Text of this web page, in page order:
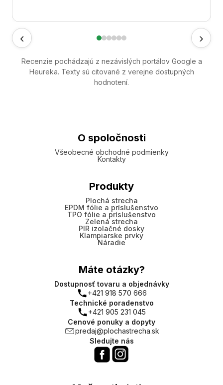
‹ ›
Recenzie pochádzajú z nezávislých portálov Google a
Heureka. Texty sú citované z verejne dostupných
hodnotení.
O spoločnosti
Všeobecné obchodné podmienky
Kontakty
Produkty
Plochá strecha
EPDM fólie a príslušenstvo
TPO fólie a príslušenstvo
Zelená strecha
PIR izolačné dosky
Klampiarske prvky
Náradie
Máte otázky?
Dostupnosť tovaru a objednávky
+421 918 570 666
Technické poradenstvo
+421 905 231 045
Cenové ponuky a dopyty
predaj@plochastrecha.sk
Sledujte nás